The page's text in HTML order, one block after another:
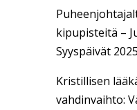
kipupisteitä –
Syyspäivät
Kristillisen
vahdinvaihto: